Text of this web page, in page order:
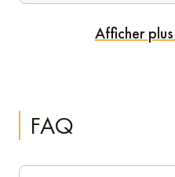
Afficher
FAQ